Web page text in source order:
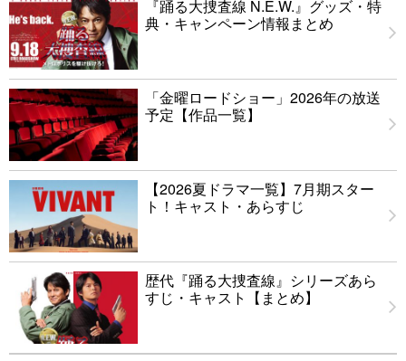
『踊る大捜査線 N.E.W.』グッズ・特
典・キャンペーン情報まとめ
「金曜ロードショー」2026年の放送
予定【作品一覧】
【2026夏ドラマ一覧】7月期スター
ト！キャスト・あらすじ
歴代『踊る大捜査線』シリーズあら
すじ・キャスト【まとめ】